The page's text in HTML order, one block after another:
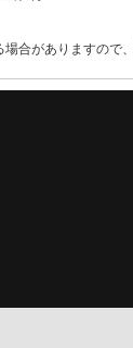
合がありますので